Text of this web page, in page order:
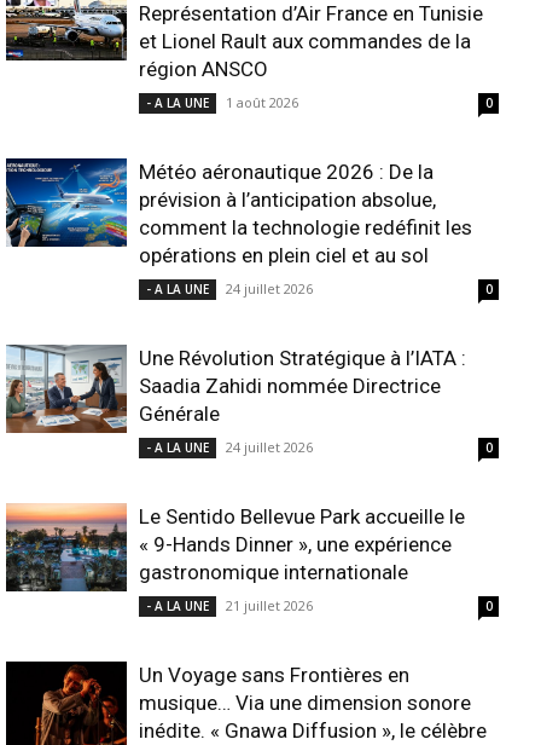
Représentation d’Air France en Tunisie
et Lionel Rault aux commandes de la
région ANSCO
- A LA UNE 1 août 2026 0
Météo aéronautique 2026 : De la
prévision à l’anticipation absolue,
comment la technologie redéfinit les
opérations en plein ciel et au sol
- A LA UNE 24 juillet 2026 0
Une Révolution Stratégique à l’IATA :
Saadia Zahidi nommée Directrice
Générale
- A LA UNE 24 juillet 2026 0
Le Sentido Bellevue Park accueille le
« 9-Hands Dinner », une expérience
gastronomique internationale
- A LA UNE 21 juillet 2026 0
Un Voyage sans Frontières en
musique… Via une dimension sonore
inédite. « Gnawa Diffusion », le célèbre